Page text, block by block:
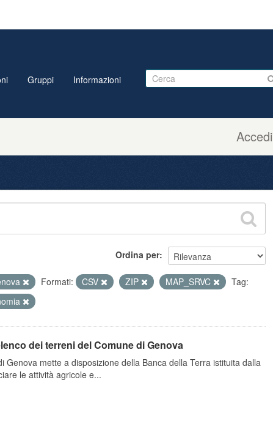
Accedi
Gruppi Informazioni
Ordina per
Formati: CSV ZIP MAP_SRVC
Tag:
dei terreni del Comune di Genova
Genova mette a disposizione della Banca della Terra istituita dalla
le attività agricole e...